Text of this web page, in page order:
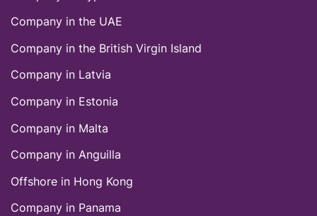
Company in the UAE
Company in thе British Virgin Island
Company in Latvia
Company in Estonia
Company in Malta
Company in Anguilla
Offshore in Hong Kong
Company in Panama